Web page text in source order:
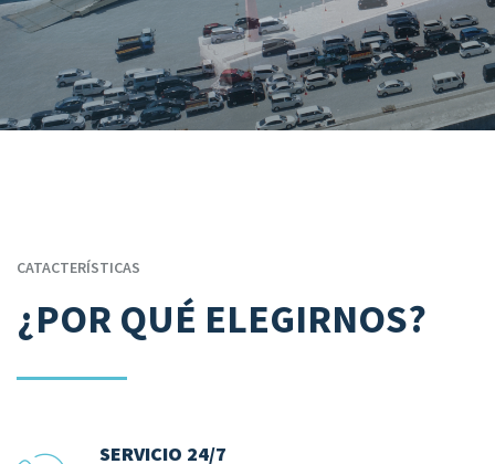
CATACTERÍSTICAS
¿POR QUÉ ELEGIRNOS?
SERVICIO 24/7